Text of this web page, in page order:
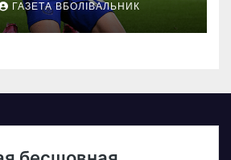
ГАЗЕТА ВБОЛІВАЛЬНИК